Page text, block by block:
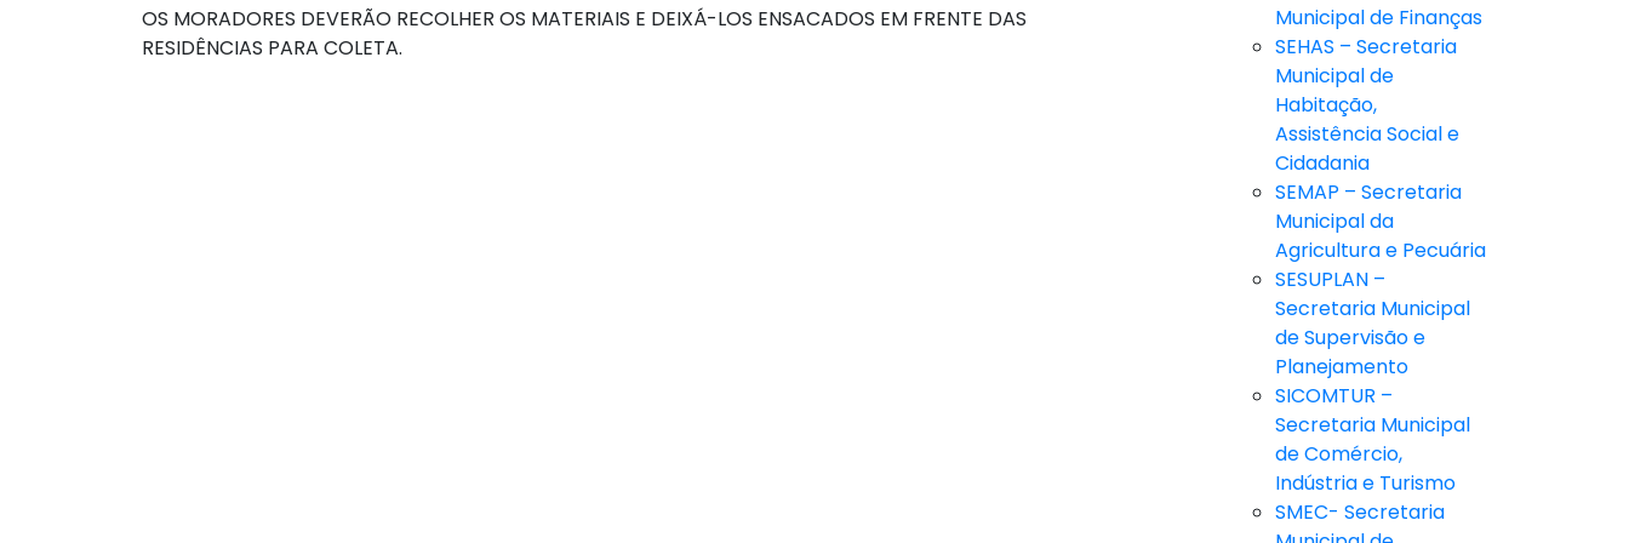
OS MORADORES DEVERÃO RECOLHER OS MATERIAIS E DEIXÁ-LOS ENSACADOS EM FRENTE DAS
RESIDÊNCIAS PARA COLETA.
Municipal de Finanças
SEHAS – Secretaria
Municipal de
Habitação,
Assistência Social e
Cidadania
SEMAP – Secretaria
Municipal da
Agricultura e Pecuária
SESUPLAN –
Secretaria Municipal
de Supervisão e
Planejamento
SICOMTUR –
Secretaria Municipal
de Comércio,
Indústria e Turismo
SMEC- Secretaria